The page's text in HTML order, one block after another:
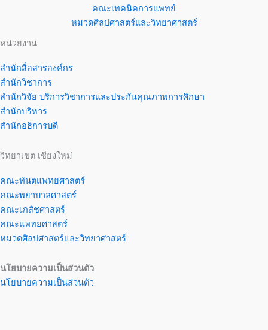
คณะเทคนิคการแพทย์
หมวดศิลปศาสตร์และวิทยาศาสตร์
หน่วยงาน
สำนักสื่อสารองค์กร
สำนักวิชาการ
สำนักวิจัย บริการวิชาการและประกันคุณภาพการศึกษา
สำนักบริหาร
สำนักอธิการบดี
วิทยาเขต เชียงใหม่
คณะทันตแพทยศาสตร์
คณะพยาบาลศาสตร์
คณะเภสัชศาสตร์
คณะแพทยศาสตร์
หมวดศิลปศาสตร์และวิทยาศาสตร์
นโยบายความเป็นส่วนตัว
นโยบายความเป็นส่วนตัว